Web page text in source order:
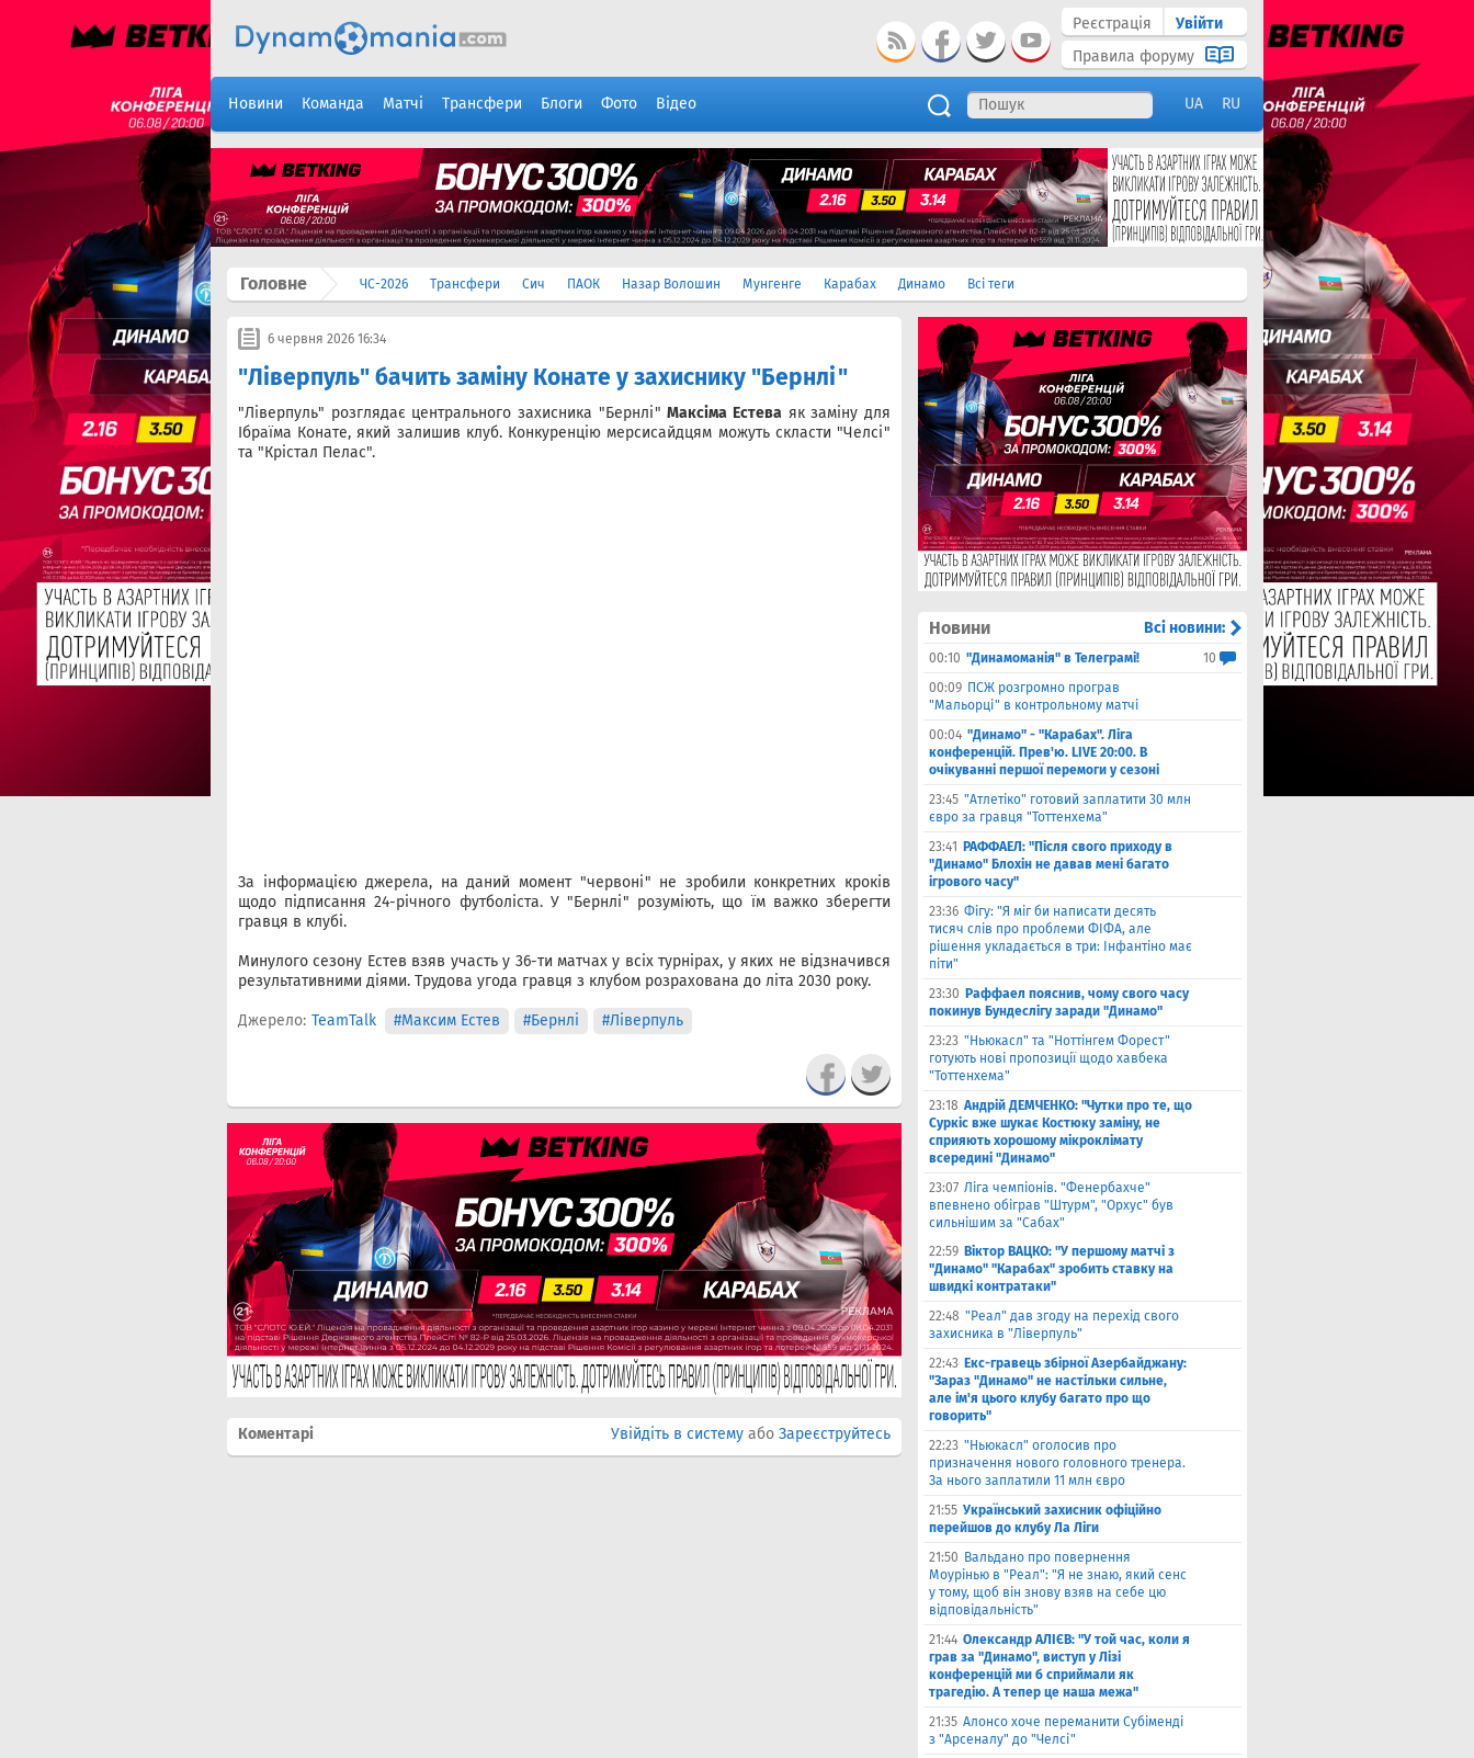
Реєстрація
Увійти
Правила форуму
Новини Команда Матчі Трансфери Блоги Фото Відео UA RU
Головне ЧС-2026 Трансфери Сич ПАОК Назар Волошин Мунгенге Карабах Динамо Всі теги
6 червня 2026 16:34
"Ліверпуль" бачить заміну Конате у захиснику "Бернлі"
"Ліверпуль" розглядає центрального захисника "Бернлі"Максіма Естева як заміну для
Ібраїма Конате, який залишив клуб. Конкуренцію мерсисайдцям можуть скласти "Челсі"
та "Крістал Пелас".
За інформацією джерела, на даний момент "червоні" не зробили конкретних кроків
щодо підписання 24-річного футболіста. У "Бернлі" розуміють, що їм важко зберегти
гравця в клубі.
Минулого сезону Естев взяв участь у 36-ти матчах у всіх турнірах, у яких не відзначився
результативними діями. Трудова угода гравця з клубом розрахована до літа 2030 року.
Джерело: TeamTalk #Максим Естев #Бернлі #Ліверпуль
Коментарі Увійдіть в систему або Зареєструйтесь
Новини Всі новини:
00:10 "Динамоманія" в Телеграмі!
10
00:09 ПСЖ розгромно програв
"Мальорці" в контрольному матчі
00:04 "Динамо" - "Карабах". Ліга
конференцій. Прев'ю. LIVE 20:00. В
очікуванні першої перемоги у сезоні
23:45 "Атлетіко" готовий заплатити 30 млн
євро за гравця "Тоттенхема"
23:41
РАФФАЕЛ: "Після свого приходу в
"Динамо" Блохін не давав мені багато
ігрового часу"
23:36 Фігу: "Я міг би написати десять
тисяч слів про проблеми ФІФА, але
рішення укладається в три: Інфантіно має
піти"
23:30 Раффаел пояснив, чому свого часу
покинув Бундеслігу заради "Динамо"
23:23 "Ньюкасл" та "Ноттінгем Форест"
готують нові пропозиції щодо хавбека
"Тоттенхема"
23:18 Андрій ДЕМЧЕНКО: "Чутки про те, що
Суркіс вже шукає Костюку заміну, не
сприяють хорошому мікроклімату
всередині "Динамо"
23:07 Ліга чемпіонів. "Фенербахче"
впевнено обіграв "Штурм", "Орхус" був
сильнішим за "Сабах"
22:59 Віктор ВАЦКО: "У першому матчі з
"Динамо" "Карабах" зробить ставку на
швидкі контратаки"
22:48 "Реал" дав згоду на перехід свого
захисника в "Ліверпуль"
22:43 Екс-гравець збірної Азербайджану:
"Зараз "Динамо" не настільки сильне,
але ім'я цього клубу багато про що
говорить"
22:23 "Ньюкасл" оголосив про
призначення нового головного тренера.
За нього заплатили 11 млн євро
21:55 Український захисник офіційно
перейшов до клубу Ла Ліги
21:50 Вальдано про повернення
Моурінью в "Реал": "Я не знаю, який сенс
у тому, щоб він знову взяв на себе цю
відповідальність"
21:44 Олександр АЛІЄВ: "У той час, коли я
грав за "Динамо", виступ у Лізі
конференцій ми б сприймали як
трагедію. А тепер це наша межа"
21:35 Алонсо хоче переманити Субіменді
з "Арсеналу" до "Челсі"